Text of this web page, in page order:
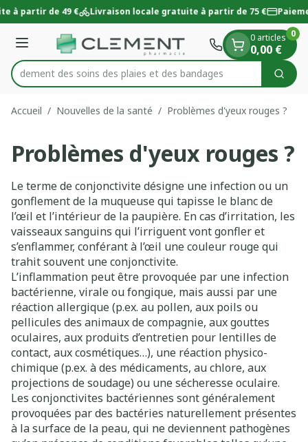
Aller au contenu
1 de 1
à partir de 49 € Livraison locale gratuite à partir de 75 €
Menu
Rechercher
rapidement des soins des plaies et des bandages
0 articles
0,00 €
0
Accueil / Nouvelles de la santé / Problèmes d'yeux rouges ?
Problèmes d'yeux rouges ?
Le terme de conjonctivite désigne une infection ou un
gonflement de la muqueuse qui tapisse le blanc de
l’œil et l’intérieur de la paupière. En cas d’irritation, les
vaisseaux sanguins qui l’irriguent vont gonfler et
s’enflammer, conférant à l’œil une couleur rouge qui
trahit souvent une conjonctivite.
L’inflammation peut être provoquée par une infection
bactérienne, virale ou fongique, mais aussi par une
réaction allergique (p.ex. au pollen, aux poils ou
pellicules des animaux de compagnie, aux gouttes
oculaires, aux produits d’entretien pour lentilles de
contact, aux cosmétiques…), une réaction physico-
chimique (p.ex. à des médicaments, au chlore, aux
projections de soudage) ou une sécheresse oculaire.
Les conjonctivites bactériennes sont généralement
provoquées par des bactéries naturellement présentes
à la surface de la peau, qui ne deviennent pathogènes